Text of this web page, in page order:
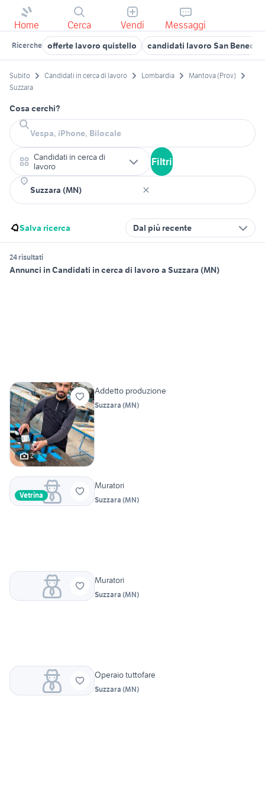
Home Cerca Vendi Messaggi
Ricerche offerte lavoro quistello candidati lavoro San
Subito Candidati in cerca di lavoro Lombardia
Mantova (Prov)
Suzzara
Cosa cerchi?
Candidati in cerca di
lavoro
Filtri
Salva ricerca Dal più recente
24 risultati
Annunci in Candidati in cerca di lavoro a Suzzara (MN)
2
Addetto produzione
Suzzara (MN)
Vetrina
Muratori
Suzzara (MN)
Muratori
Suzzara (MN)
Operaio tuttofare
Suzzara (MN)